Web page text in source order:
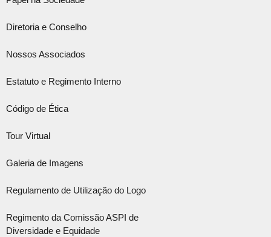
Diretoria e Conselho
Nossos Associados
Estatuto e Regimento Interno
Código de Ética
Tour Virtual
Galeria de Imagens
Regulamento de Utilização do Logo
Regimento da Comissão ASPI de
Diversidade e Equidade